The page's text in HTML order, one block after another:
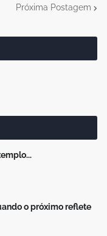
Próxima Postagem
o próximo reflete